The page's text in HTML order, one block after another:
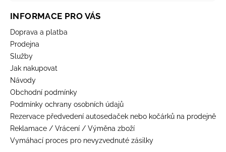
INFORMACE PRO VÁS
Doprava a platba
Prodejna
Služby
Jak nakupovat
Návody
Obchodní podmínky
Podmínky ochrany osobních údajů
Rezervace předvedení autosedaček nebo kočárků na prodejně
Reklamace / Vrácení / Výměna zboží
Vymáhací proces pro nevyzvednuté zásilky